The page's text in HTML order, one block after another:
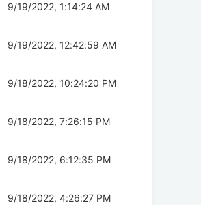
9/19/2022, 1:14:24 AM
9/19/2022, 12:42:59 AM
9/18/2022, 10:24:20 PM
9/18/2022, 7:26:15 PM
9/18/2022, 6:12:35 PM
9/18/2022, 4:26:27 PM